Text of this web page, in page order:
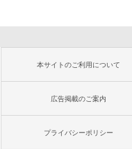
本サイトのご利用について
広告掲載のご案内
プライバシーポリシー